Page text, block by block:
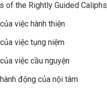
of the Rightly Guided Caliphs
việc hành thiện
việc tụng niệm
việc cầu nguyện
động của nội tâm